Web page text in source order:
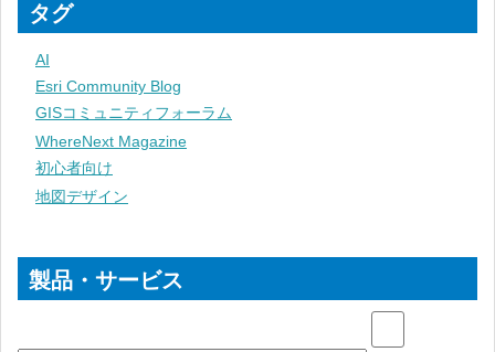
タグ
AI
Esri Community Blog
GISコミュニティフォーラム
WhereNext Magazine
初心者向け
地図デザイン
製品・サービス